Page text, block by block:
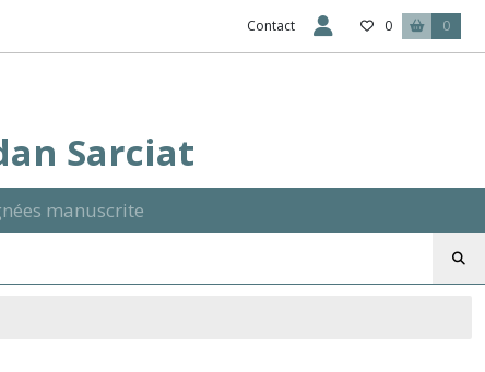
Contact 0 0
Sarciat
manuscrite